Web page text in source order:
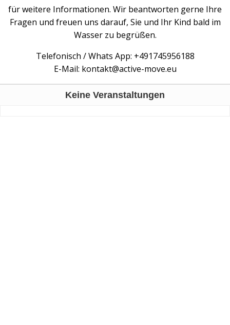
für weitere Informationen. Wir beantworten gerne Ihre
Fragen und freuen uns darauf, Sie und Ihr Kind bald im
Wasser zu begrüßen.
Telefonisch / Whats App: +491745956188
E-Mail: kontakt@active-move.eu